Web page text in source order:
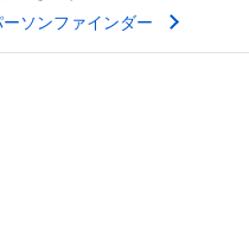
ソンファインダー